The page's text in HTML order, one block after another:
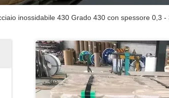
inossidabile 430 Grado 430 con spessore 0,3